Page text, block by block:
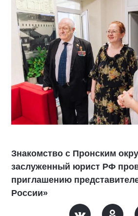
Знакомство с Пронским
заслуженный юрист РФ
приглашению
России»